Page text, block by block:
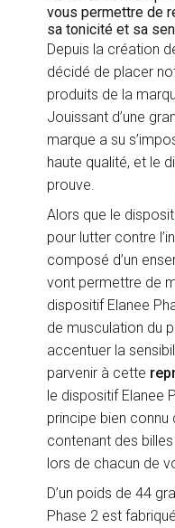
vous permettre de
sa tonicité et sa
Depuis la création
décidé de placer
produits de la
Jouissant d’une
marque a su
haute qualité, et le
prouve.
Alors que le
pour lutter contre
composé d’un
vont permettre de
dispositif Elanee
de musculation du
accentuer la
parvenir à cette
le dispositif Elanee
principe bien connu
contenant des
lors de chacun de
D’un poids de 44
Phase 2 est